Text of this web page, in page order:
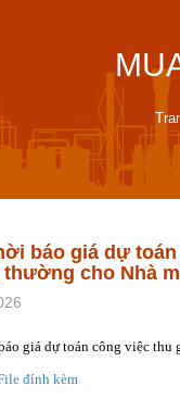
báo giá dự
cho Nhà
giá dự toán công việc thu
đính kèm